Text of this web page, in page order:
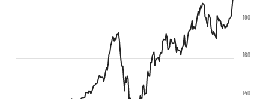
140
160
180